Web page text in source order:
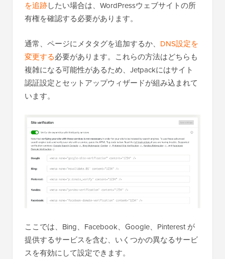
を追跡したい場合は、WordPressウェブサイトの所
有権を確認する必要があります。
通常、ページにメタタグを追加するか、 DNS設定を
変更する必要があります。これらの方法はどちらも
複雑になる可能性があるため、Jetpackにはサイト
認証設定とセットアップウィザードが組み込まれて
います。
ここでは、Bing、Facebook、Google、Pinterest が
提供するサービスを含む、いくつかの異なるサービ
スを有効にして設定できます。